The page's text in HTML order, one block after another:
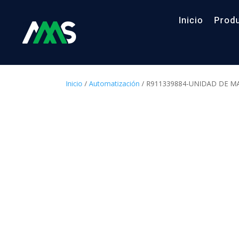
Inicio
Inicio / Automatización / R911339884-UNIDAD DE